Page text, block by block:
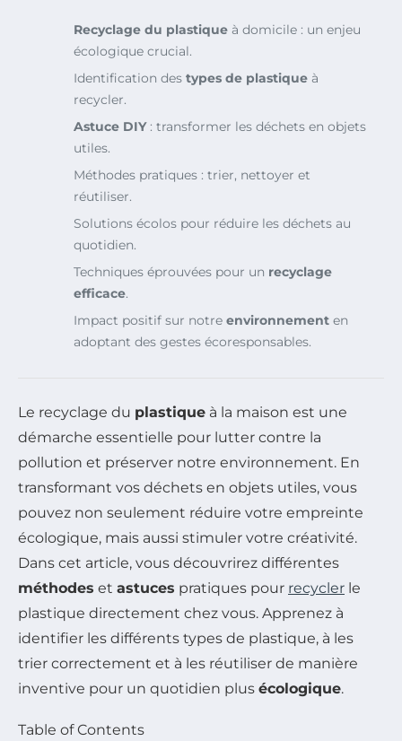
Recyclage du plastique à domicile : un enjeu
écologique crucial.
Identification des types de plastique à
recycler.
Astuce DIY: transformer les déchets en objets
utiles.
Méthodes pratiques : trier, nettoyer et
réutiliser.
Solutions écolos pour réduire les déchets au
quotidien.
Techniques éprouvées pour un recyclage
efficace.
Impact positif sur notre environnement en
adoptant des gestes écoresponsables.
Le recyclage du plastique à la maison est une
démarche essentielle pour lutter contre la
pollution et préserver notre environnement. En
transformant vos déchets en objets utiles, vous
pouvez non seulement réduire votre empreinte
écologique, mais aussi stimuler votre créativité.
Dans cet article, vous découvrirez différentes
méthodes et astuces pratiques pour recycler le
plastique directement chez vous. Apprenez à
identifier les différents types de plastique, à les
trier correctement et à les réutiliser de manière
inventive pour un quotidien plus écologique.
Table of Contents